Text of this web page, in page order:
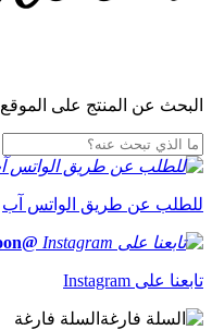
البحث عن المنتج على الموقع
للطلب عن طريق الواتس آب
@bemyballoon
تابعنا على Instagram
السلة فارغة